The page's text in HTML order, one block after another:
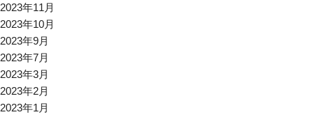
2023年11月
2023年10月
2023年9月
2023年7月
2023年3月
2023年2月
2023年1月